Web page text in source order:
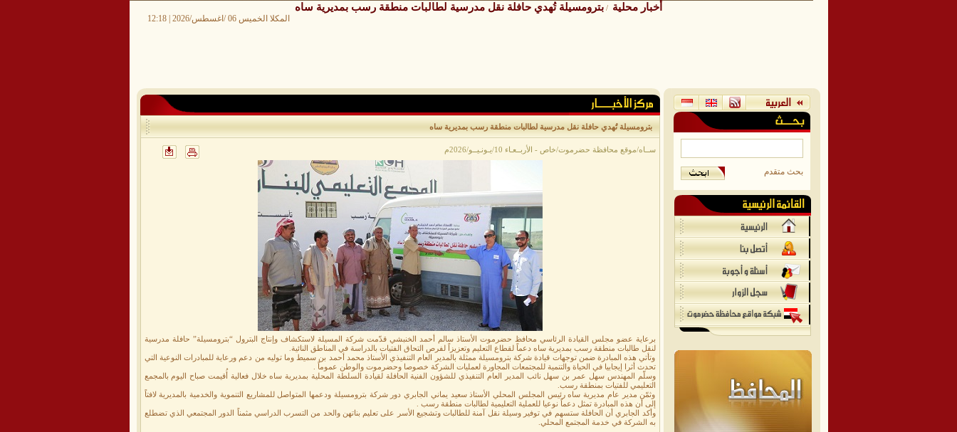
أخبار محلية / بترومسيلة تُهدي حافلة نقل مدرسية لطالبات منطقة رسب بمديرية ساه
المكلا الخميس 06 /اغسطس/2026 | 12:18
بترومسيلة تُهدي حافلة نقل مدرسية لطالبات منطقة رسب بمديرية ساه
ســاه/موقع محافظة حضرموت/خاص - الأربــعـاء 10/يـونـيــو/2026م
برعاية عضو مجلس القيادة الرئاسي محافظ حضرموت الأستاذ سالم أحمد الخنبشي قدّمت شركة المسيلة لاستكشاف وإنتاج البترول “بترومسيلة” حافلة مدرسية
لنقل طالبات منطقة رسب بمديرية ساه دعماً لقطاع التعليم وتعزيزاً لفرص التحاق الفتيات بالدراسة في المناطق النائية.
وتأتي هذه المبادرة ضمن توجهات قيادة شركة بترومسيلة ممثلة بالمدير العام التنفيذي الأستاذ محمد أحمد بن سميط وما توليه من دعم ورعاية للمبادرات النوعية التي
تحدث أثرا إيجابيا في الحياة والتنمية للمجتمعات المجاورة لعمليات الشركة خصوصا وحضرموت والوطن عموماً .
وسلّم المهندس سهل عمر بن سهل نائب المدير العام التنفيذي للشؤون الفنية الحافلة لقيادة السلطة المحلية بمديرية ساه خلال فعالية أُقيمت صباح اليوم بالمجمع
التعليمي للفتيات بمنطقة رسب.
وثمّن مدير عام مديرية ساه رئيس المجلس المحلي الأستاذ سعيد يماني الجابري دور شركة بترومسيلة ودعمها المتواصل للمشاريع التنموية والخدمية بالمديرية لافتاً
إلى أن هذه المبادرة تمثل دعماً نوعيا للعملية التعليمية لطالبات منطقة رسب .
وأكد الجابري أن الحافلة ستسهم في توفير وسيلة نقل آمنة للطالبات وتشجيع الأسر على تعليم بناتهن والحد من التسرب الدراسي مثمناً الدور المجتمعي الذي تضطلع
به الشركة في خدمة المجتمع المحلي.
بحث متقدم